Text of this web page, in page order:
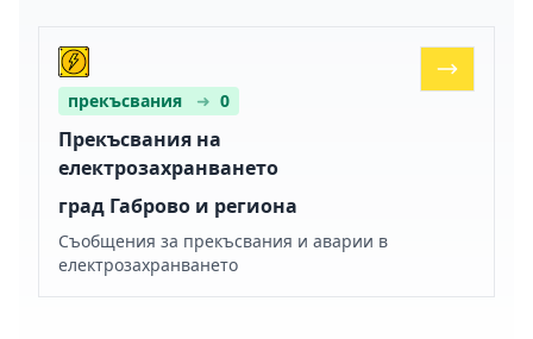
прекъсвания ➜ 0
Прекъсвания на
електрозахранването
град Габрово и региона
Съобщения за прекъсвания и аварии в
електрозахранването